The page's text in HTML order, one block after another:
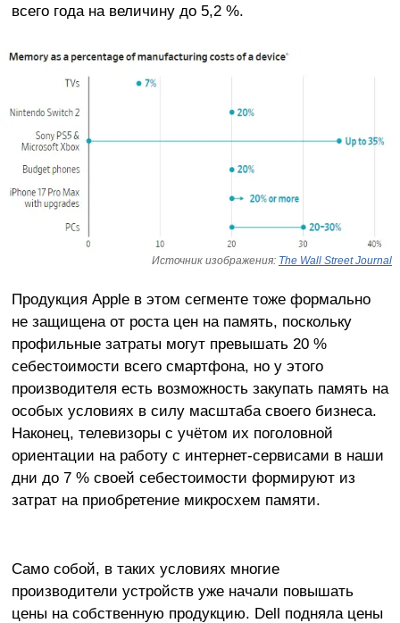
всего года на величину до 5,2 %.
Источник изображения: The Wall Street Journal
Продукция Apple в этом сегменте тоже формально
не защищена от роста цен на память, поскольку
профильные затраты могут превышать 20 %
себестоимости всего смартфона, но у этого
производителя есть возможность закупать память на
особых условиях в силу масштаба своего бизнеса.
Наконец, телевизоры с учётом их поголовной
ориентации на работу с интернет-сервисами в наши
дни до 7 % своей себестоимости формируют из
затрат на приобретение микросхем памяти.
Само собой, в таких условиях многие
производители устройств уже начали повышать
цены на собственную продукцию. Dell подняла цены